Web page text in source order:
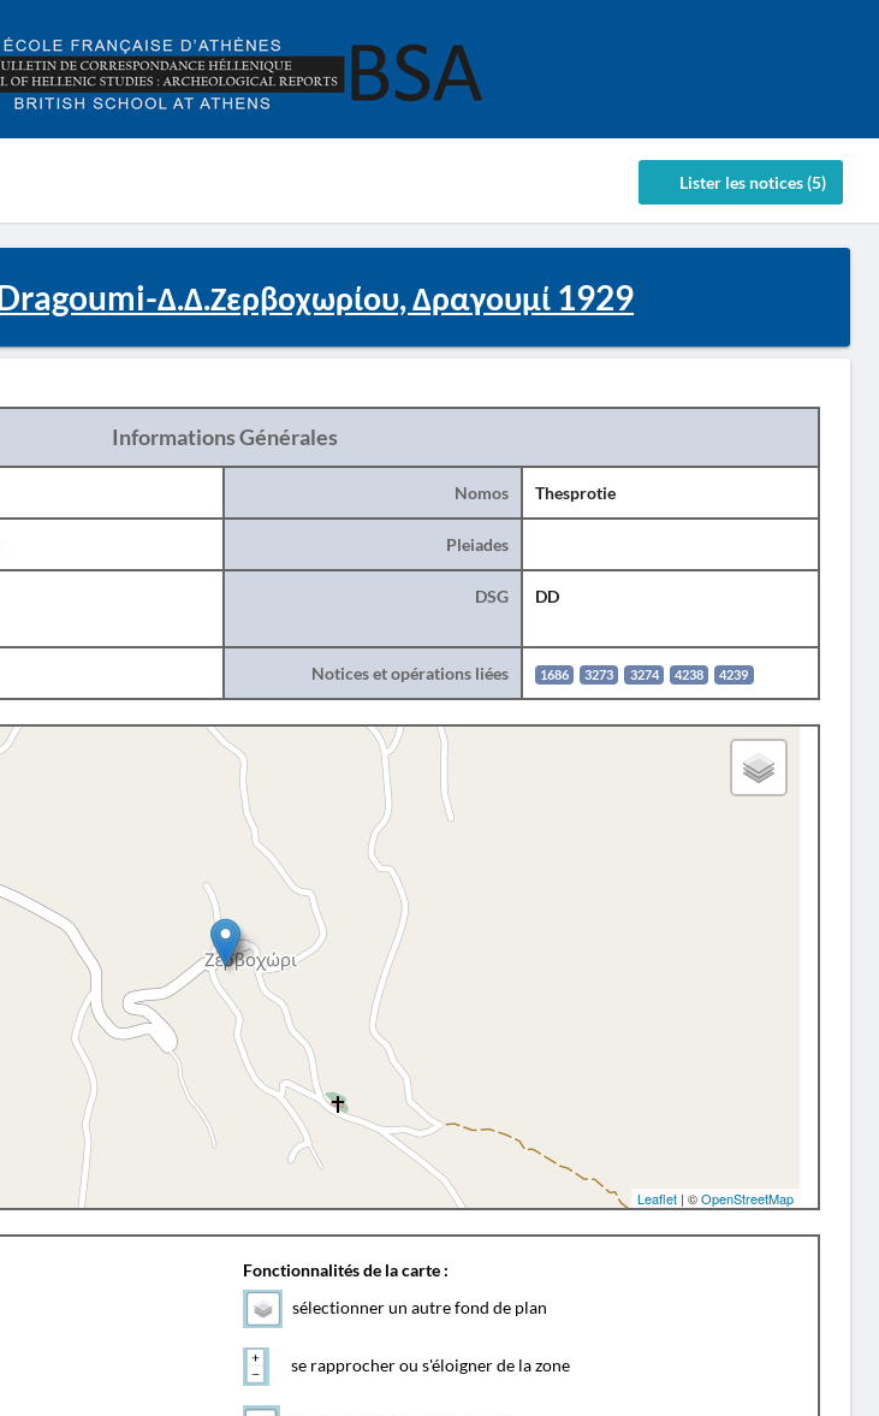
Lister les notices (5)
Δ.Δ.Ζερβοχωρίου, Δραγουμί 1929
Informations Générales
Nomos Thesprotie
Pleiades
DSG DD
Notices et opérations liées 1686 3273 3274 4238 4239
Leaflet | ©OpenStreetMap
Fonctionnalités de la carte :
sélectionner un autre fond de plan
se rapprocher ou s'éloigner de la zone